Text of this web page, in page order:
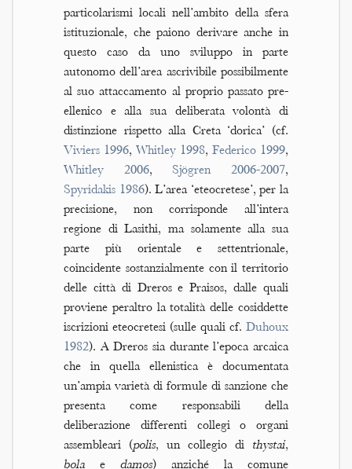
particolarismi locali nell’ambito della sfera
istituzionale, che paiono derivare anche in
questo caso da uno sviluppo in parte
autonomo dell’area ascrivibile possibilmente
al suo attaccamento al proprio passato pre-
ellenico e alla sua deliberata volontà di
distinzione rispetto alla Creta ‘dorica’ (cf.
Viviers 1996, Whitley 1998, Federico 1999,
Whitley 2006, Sjögren 2006-2007,
Spyridakis 1986). L’area ‘eteocretese’, per la
precisione, non corrisponde all’intera
regione di Lasithi, ma solamente alla sua
parte più orientale e settentrionale,
coincidente sostanzialmente con il territorio
delle città di Dreros e Praisos, dalle quali
proviene peraltro la totalità delle cosiddette
iscrizioni eteocretesi (sulle quali cf. Duhoux
1982). A Dreros sia durante l’epoca arcaica
che in quella ellenistica è documentata
un’ampia varietà di formule di sanzione che
presenta come responsabili della
deliberazione differenti collegi o organi
assembleari (polis, un collegio di thystai,
bola e damos) anziché la comune